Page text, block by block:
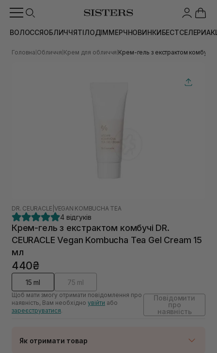
ВОЛОССЯОБЛИЧЧЯТІЛОДІММЕРЧНОВИНКИБЕСТСЕЛЕРИ
Головна Обличчя Крем для обличчя Крем-гель з екстрактом комбучі
DR. CEURACLE VEGAN KOMBUCHA TEA
4 відгуків
Крем-гель з екстрактом комбучі DR.
СEURACLE Vegan Kombucha Tea Gel Cream 15
мл
440₴
15 ml 75 ml
Щоб мати змогу отримати повідомлення про
наявність, Вам необхідно увійти або
зареєструватися.
Повідомити
про
наявність
Як отримати товар